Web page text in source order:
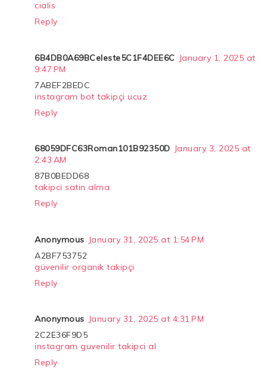
cialis
Reply
6B4DB0A69BCeleste5C1F4DEE6C January 1, 2025 at
9:47 PM
7ABEF2BEDC
instagram bot takipçi ucuz
Reply
68059DFC63Roman101B92350D January 3, 2025 at
2:43 AM
87B0BEDD68
takipci satin alma
Reply
Anonymous January 31, 2025 at 1:54 PM
A2BF753752
güvenilir organik takipçi
Reply
Anonymous January 31, 2025 at 4:31 PM
2C2E36F9D5
instagram guvenilir takipci al
Reply